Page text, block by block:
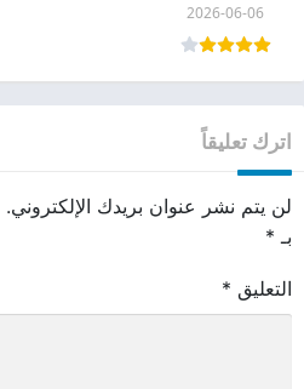
2026-06-06
اترك تعليقاً
لن يتم نشر عنوان بريدك الإلكتروني.
بـ *
التعليق *